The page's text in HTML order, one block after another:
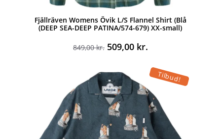
Fjällräven Womens Övik L/S Flannel Shirt (Blå
(DEEP SEA-DEEP PATINA/574-679) XX-small)
849,00kr. Den
var:
849,00 kr..
509,00 kr.Den
pris
er:
509,00 kr..
Tilbud!